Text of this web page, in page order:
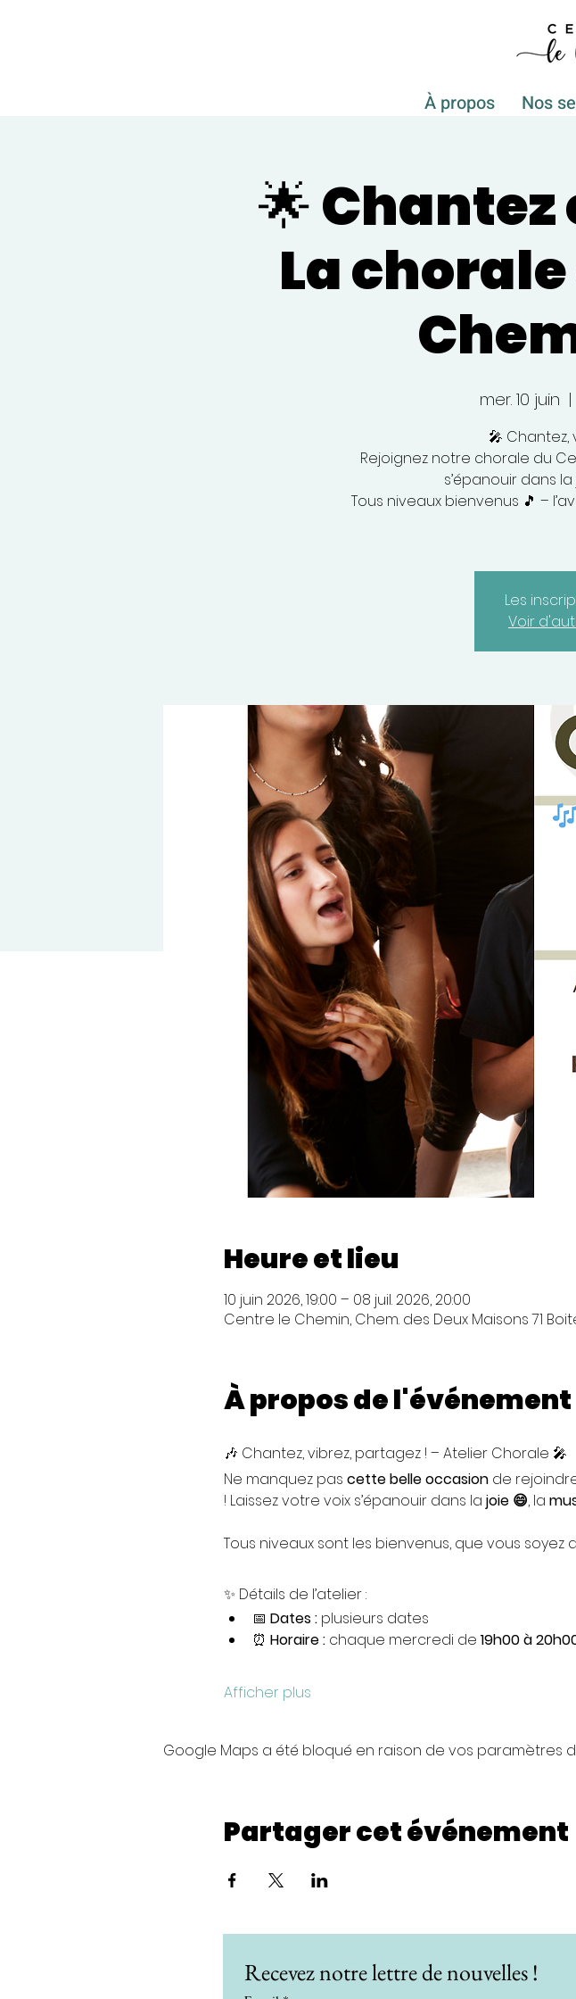
À propos Nos
🌟 Chantez
La
mer. 10 juin
  |
🎤 Chantez,
Rejoignez notre chorale du
s’épanouir dans
Tous niveaux bienvenus 🎵 –
Les
Voir
Heure et lieu
10 juin 2026, 19:00 – 08 juil. 2026, 20:00
Centre le Chemin, Chem. des Deux Maisons 71
À propos de l'événement
🎶 Chantez, vibrez, partagez ! – Atelier Chorale 🎤
Ne manquez pas cette belle occasion de
! Laissez votre voix s’épanouir dans la joie 😄, la
Tous niveaux sont les bienvenus, que vous
✨ Détails de l’atelier :
📅 Dates : plusieurs dates
⏰ Horaire : chaque mercredi de 19h00 à
Afficher plus
Google Maps a été bloqué en raison de vos paramètres
Partager cet événement
Recevez notre lettre de nouvelles !